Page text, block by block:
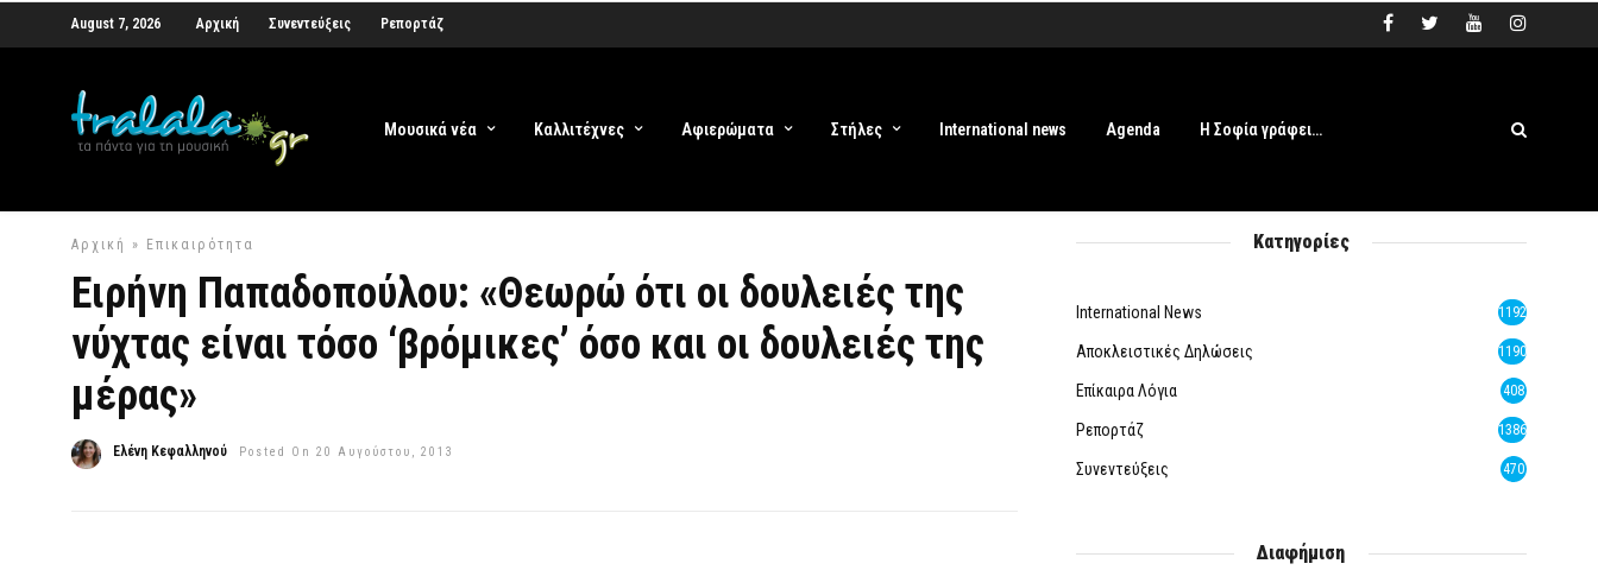
August 7, 2026 Αρχική Συνεντεύξεις Ρεπορτάζ
Μουσικά νέα Καλλιτέχνες Αφιερώματα Στήλες International news Agenda Η Σοφία γράφει…
Αρχική » Επικαιρότητα
Ειρήνη Παπαδοπούλου: «Θεωρώ ότι οι δουλειές της
νύχτας είναι τόσο ‘βρόμικες’ όσο και οι δουλειές της
μέρας»
Ελένη Κεφαλληνού Posted On 20 Αυγούστου, 2013
Κατηγορίες
International News 1192
Αποκλειστικές Δηλώσεις 1190
Επίκαιρα Λόγια 408
Ρεπορτάζ 1386
Συνεντεύξεις 470
Διαφήμιση